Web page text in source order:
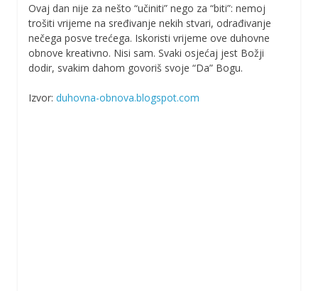
Ovaj dan nije za nešto “učiniti” nego za “biti”: nemoj
trošiti vrijeme na sređivanje nekih stvari, odrađivanje
nečega posve trećega. Iskoristi vrijeme ove duhovne
obnove kreativno. Nisi sam. Svaki osjećaj jest Božji
dodir, svakim dahom govoriš svoje “Da” Bogu.
Izvor: duhovna-obnova.blogspot.com